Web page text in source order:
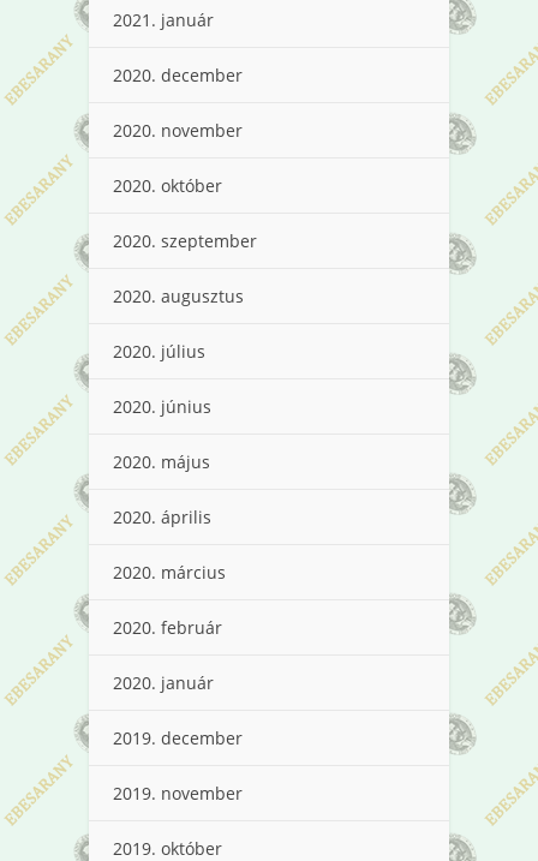
2021. január
2020. december
2020. november
2020. október
2020. szeptember
2020. augusztus
2020. július
2020. június
2020. május
2020. április
2020. március
2020. február
2020. január
2019. december
2019. november
2019. október